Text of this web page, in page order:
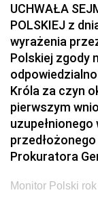
UCHWAŁA
POLSKIEJ z
wyrażenia
Polskiej zgody
Króla za czyn
pierwszym
uzupełnionego
Prokuratora
Monitor Polski